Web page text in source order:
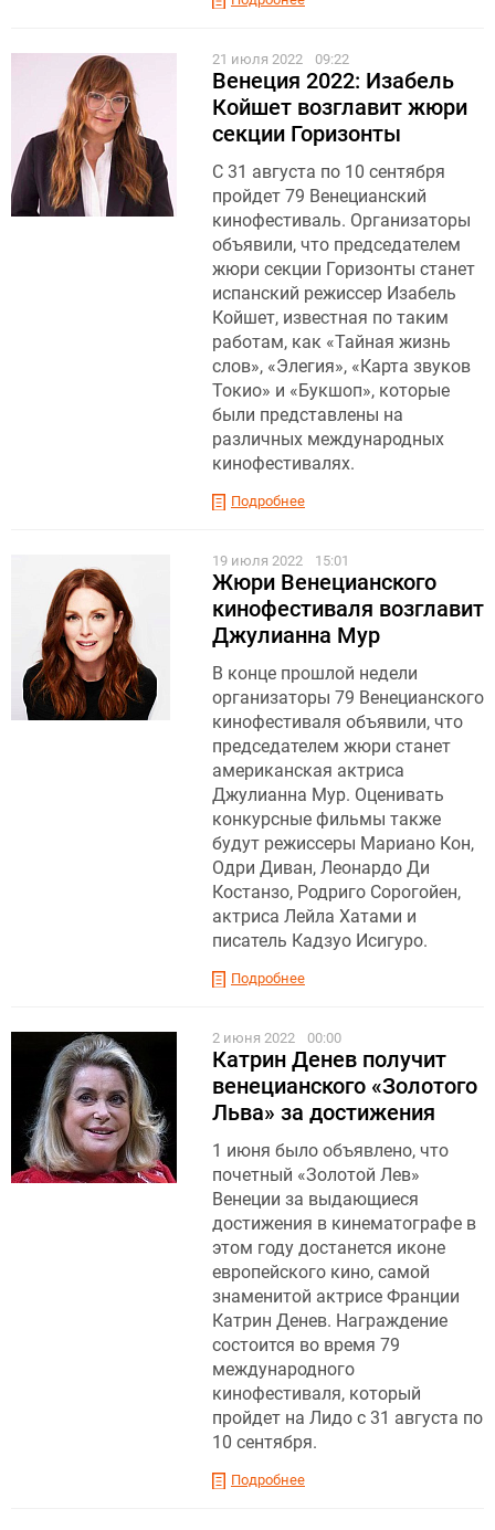
21 июля 2022 09:22
Венеция 2022: Изабель
Койшет возглавит жюри
секции Горизонты
С 31 августа по 10 сентября
пройдет 79 Венецианский
кинофестиваль. Организаторы
объявили, что председателем
жюри секции Горизонты станет
испанский режиссер Изабель
Койшет, известная по таким
работам, как «Тайная жизнь
слов», «Элегия», «Карта звуков
Токио» и «Букшоп», которые
были представлены на
различных международных
кинофестивалях.
Подробнее
19 июля 2022 15:01
Жюри Венецианского
кинофестиваля возглавит
Джулианна Мур
В конце прошлой недели
организаторы 79 Венецианского
кинофестиваля объявили, что
председателем жюри станет
американская актриса
Джулианна Мур. Оценивать
конкурсные фильмы также
будут режиссеры Мариано Кон,
Одри Диван, Леонардо Ди
Костанзо, Родриго Сорогойен,
актриса Лейла Хатами и
писатель Кадзуо Исигуро.
Подробнее
2 июня 2022 00:00
Катрин Денев получит
венецианского «Золотого
Льва» за достижения
1 июня было объявлено, что
почетный «Золотой Лев»
Венеции за выдающиеся
достижения в кинематографе в
этом году достанется иконе
европейского кино, самой
знаменитой актрисе Франции
Катрин Денев. Награждение
состоится во время 79
международного
кинофестиваля, который
пройдет на Лидо с 31 августа по
10 сентября.
Подробнее